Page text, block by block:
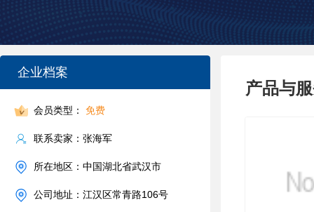
企业档案
会员类型： 免费
联系卖家：张海军
所在地区：中国湖北省武汉市
公司地址：江汉区常青路106号
产品与